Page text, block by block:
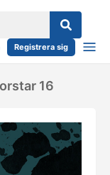
Registrera sig
16